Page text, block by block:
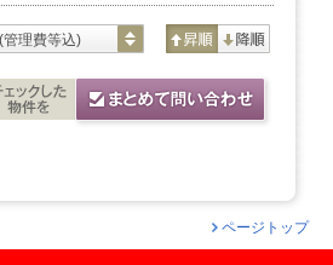
管理費等込)
ページトップ